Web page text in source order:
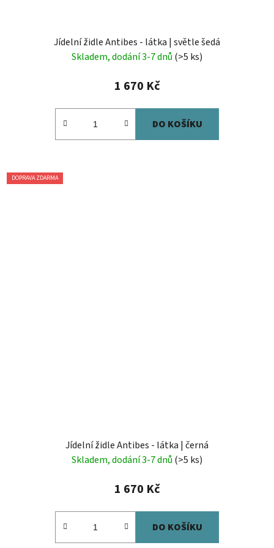
Jídelní židle Antibes - látka | světle šedá
Skladem, dodání 3-7 dnů (>5 ks)
1 670 Kč
DO KOŠÍKU
DOPRAVA ZDARMA
Jídelní židle Antibes - látka | černá
Skladem, dodání 3-7 dnů (>5 ks)
1 670 Kč
DO KOŠÍKU